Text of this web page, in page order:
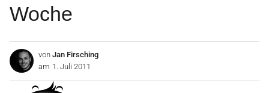
Woche
von Jan Firsching
am 1. Juli 2011